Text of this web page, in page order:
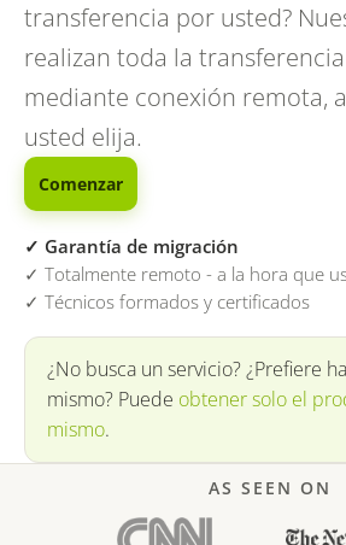
transferencia por usted?
realizan toda la
mediante conexión remota,
usted elija.
Comenzar
✓ Garantía de migración
✓ Totalmente remoto - a la hora que
✓ Técnicos formados y certificados
¿No busca un servicio? ¿Prefiere
mismo? Puede obtener solo el
mismo.
AS SEEN ON